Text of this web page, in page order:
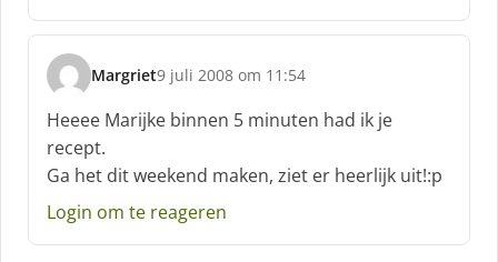
Margriet
s
c
h
r
e
e
f
:
9 juli 2008 om 11:54
Heeee Marijke binnen 5 minuten had ik je
recept.
Ga het dit weekend maken, ziet er heerlijk uit!:p
Login om te reageren